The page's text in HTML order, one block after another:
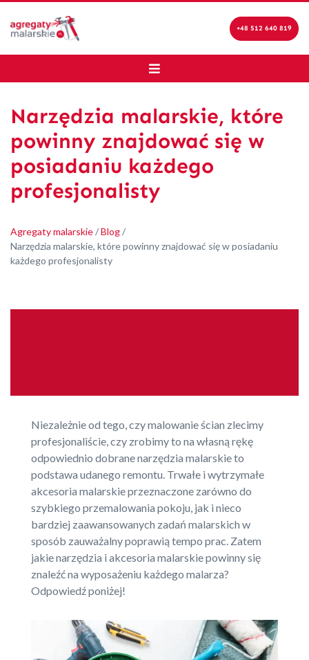
+48 512 640 819
Narzędzia malarskie, które
powinny znajdować się w
posiadaniu każdego
profesjonalisty
Agregaty malarskie/Blog/
Narzędzia malarskie, które powinny znajdować się w posiadaniu
każdego profesjonalisty
Niezależnie od tego, czy malowanie ścian zlecimy
profesjonaliście, czy zrobimy to na własną rękę
odpowiednio dobrane narzędzia malarskie to
podstawa udanego remontu. Trwałe i wytrzymałe
akcesoria malarskie przeznaczone zarówno do
szybkiego przemalowania pokoju, jak i nieco
bardziej zaawansowanych zadań malarskich w
sposób zauważalny poprawią tempo prac. Zatem
jakie narzędzia i akcesoria malarskie powinny się
znaleźć na wyposażeniu każdego malarza?
Odpowiedź poniżej!